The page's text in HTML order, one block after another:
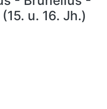
u. 16. Jh.)